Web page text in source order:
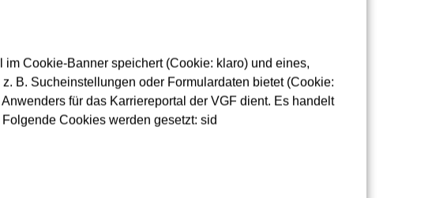
genommen und ausgetauscht. Bei kleineren
dem Fahrpersonal und an den Informations- und
Cookie-Banner speichert (Cookie: klaro) und eines,
B. Sucheinstellungen oder Formulardaten bietet (Cookie:
für das Karriereportal der VGF dient. Es handelt
Cookies werden gesetzt: sid